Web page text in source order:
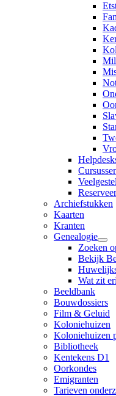
Archiefstukken
Kaarten
Kranten
Genealogie
Zoeken
Bekijk
Wat zit
Beeldbank
Bouwdossiers
Film & Geluid
Koloniehuizen
Koloniehuizen
Bibliotheek
Kentekens D1
Oorkondes
Emigranten
Tarieven